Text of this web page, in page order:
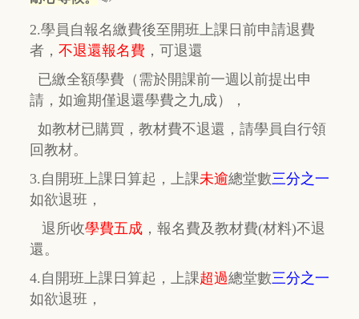
2.學員自報名繳費後至開班上課日前申請退費
者， 不退還報名費 ， 可退還
已繳全額學費 （需於開課前一週以前提出申
請，如逾期僅退還學費之九成），
如教材已購買，教材費不退還， 請學員自行領
回教材。
3.自開班上課日算起，上課未逾總堂數三分之一
如欲退班，
退所收學費五成 ， 報名費及教材費(材料)不退
還。
4.自開班上課日算起，上課超過總堂數三分之一
如欲退班，